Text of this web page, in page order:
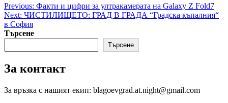
Post
navigation
Previous: Факти и цифри за ултракамерата на Galaxy Z Fold7
Next: ЧИСТИЛИЩЕТО: ГРАД В ГРАДА “Градска къпалния“
в София
Търсене
Търсене
За контакт
За връзка с нашият екип: blagoevgrad.at.night@gmail.com